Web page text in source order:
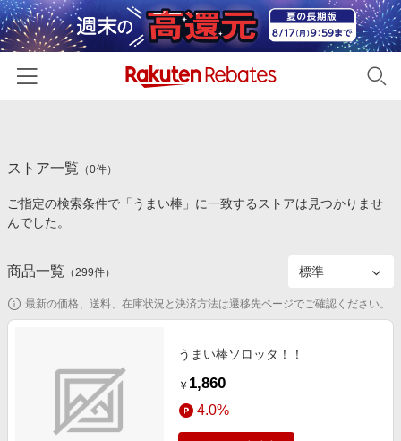
カテゴリー一覧
百貨店・総合ECモール
食品・スイーツ・お酒
コスメ・健康・医薬品
家電・PC・スマホ・カメラ
イベント一覧
初回購入者限定特典
対象ストア新規限定特典
楽天ペイ導入ストア
楽天サービス特集
ストア一覧 （0件）
ご指定の検索条件で「うまい棒」に一致するストアは見つかりませ
んでした。
商品一覧 （299件）
最新の価格、送料、在庫状況と決済方法は遷移先ページでご確認ください。
うまい棒ソロッタ！！
￥ 1,860
4.0%